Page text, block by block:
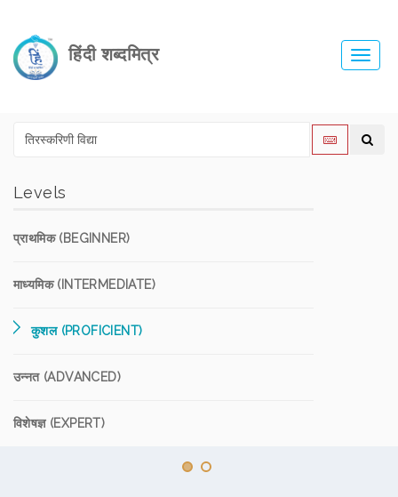
हिंदी शब्दमित्र
Levels
प्राथमिक (BEGINNER)
माध्यमिक (INTERMEDIATE)
कुशल (PROFICIENT)
उन्नत (ADVANCED)
विशेषज्ञ (EXPERT)